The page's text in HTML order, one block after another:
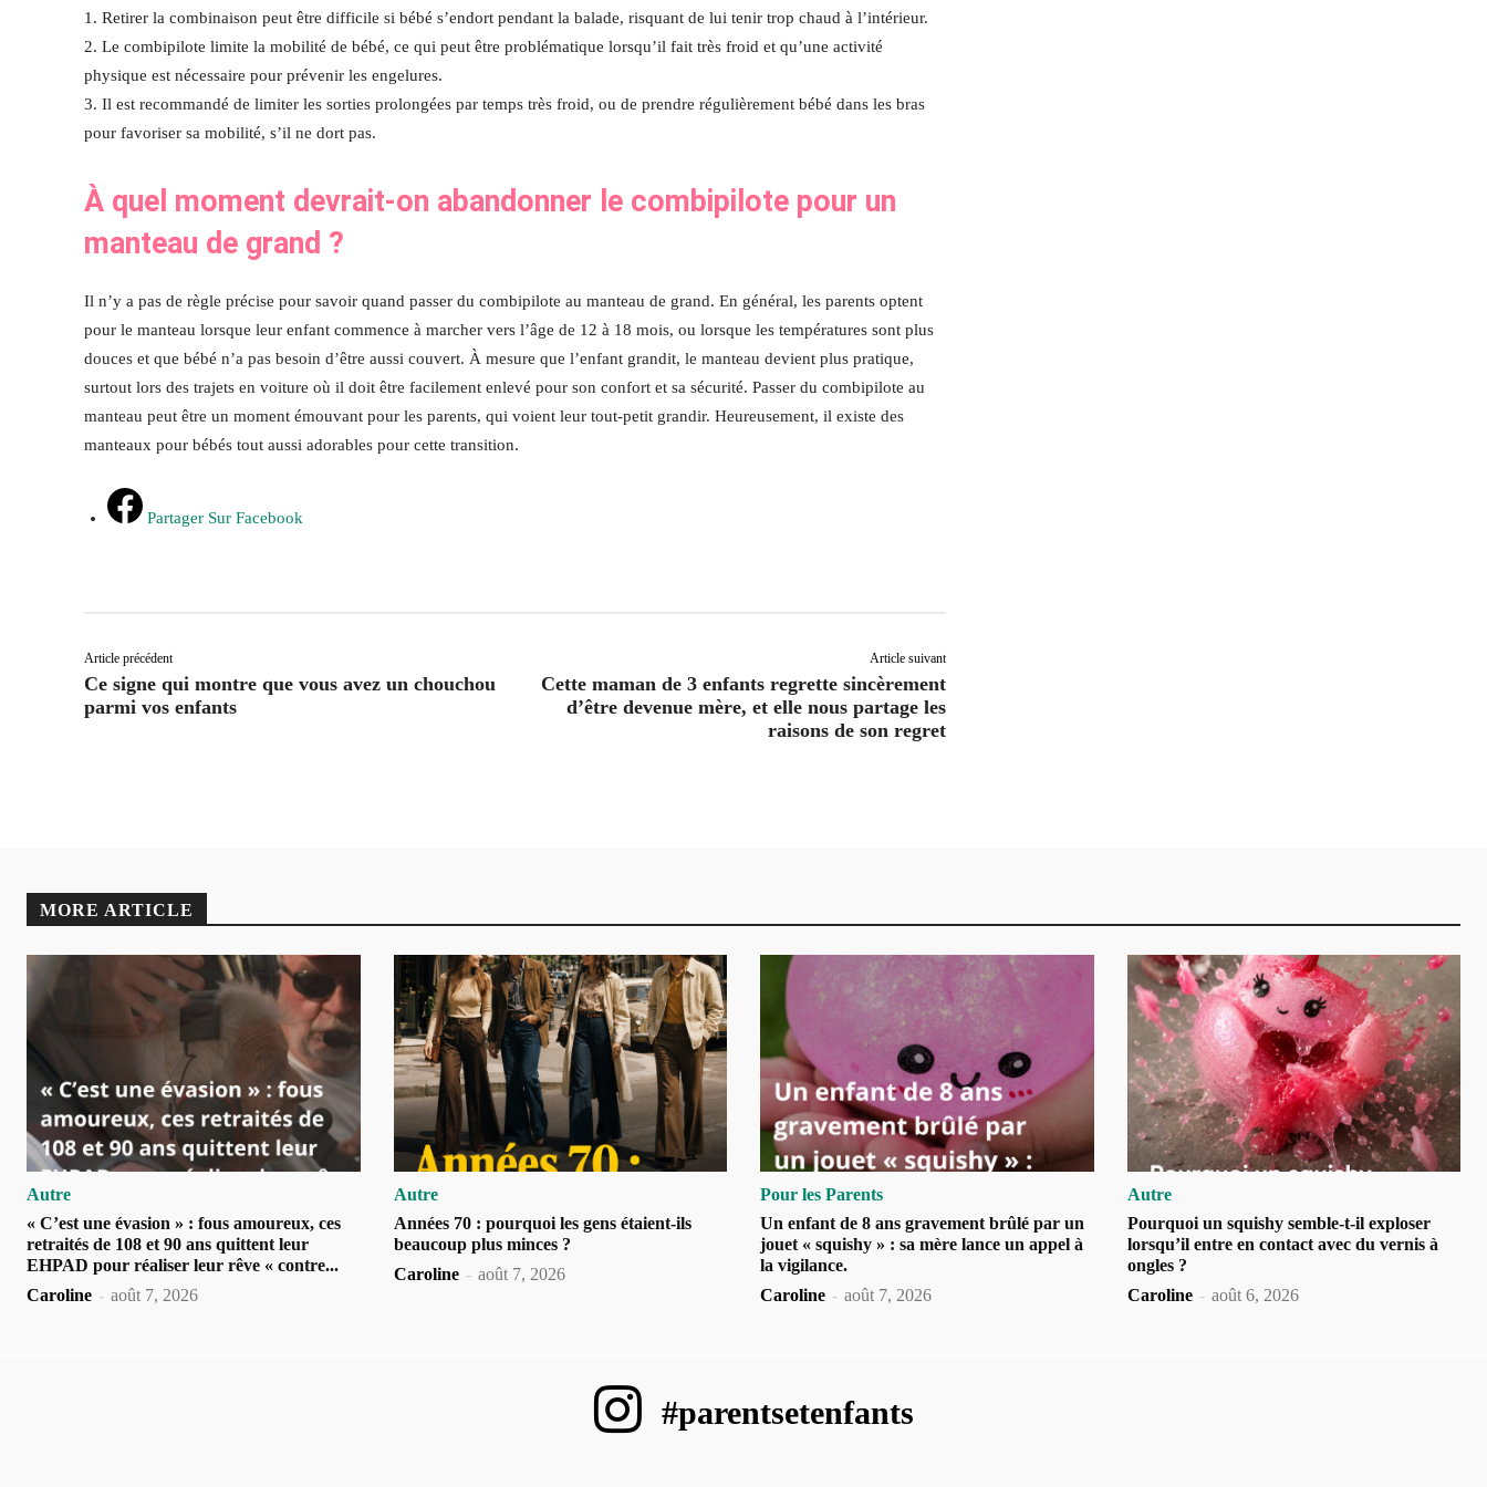
1. Retirer la combinaison peut être difficile si bébé s’endort pendant la balade, risquant de lui tenir trop chaud à l’intérieur.
2. Le combipilote limite la mobilité de bébé, ce qui peut être problématique lorsqu’il fait très froid et qu’une activité
physique est nécessaire pour prévenir les engelures.
3. Il est recommandé de limiter les sorties prolongées par temps très froid, ou de prendre régulièrement bébé dans les bras
pour favoriser sa mobilité, s’il ne dort pas.
À quel moment devrait-on abandonner le combipilote pour un
manteau de grand ?
Il n’y a pas de règle précise pour savoir quand passer du combipilote au manteau de grand. En général, les parents optent
pour le manteau lorsque leur enfant commence à marcher vers l’âge de 12 à 18 mois, ou lorsque les températures sont plus
douces et que bébé n’a pas besoin d’être aussi couvert. À mesure que l’enfant grandit, le manteau devient plus pratique,
surtout lors des trajets en voiture où il doit être facilement enlevé pour son confort et sa sécurité. Passer du combipilote au
manteau peut être un moment émouvant pour les parents, qui voient leur tout-petit grandir. Heureusement, il existe des
manteaux pour bébés tout aussi adorables pour cette transition.
Partager Sur Facebook
Article précédent
Ce signe qui montre que vous avez un chouchou
parmi vos enfants
Article suivant
Cette maman de 3 enfants regrette sincèrement
d’être devenue mère, et elle nous partage les
raisons de son regret
MORE ARTICLE
Autre
« C’est une évasion » : fous amoureux, ces
retraités de 108 et 90 ans quittent leur
EHPAD pour réaliser leur rêve « contre...
Caroline - août 7, 2026
Autre
Années 70 : pourquoi les gens étaient-ils
beaucoup plus minces ?
Caroline - août 7, 2026
Pour les Parents
Un enfant de 8 ans gravement brûlé par un
jouet « squishy » : sa mère lance un appel à
la vigilance.
Caroline - août 7, 2026
Autre
Pourquoi un squishy semble-t-il exploser
lorsqu’il entre en contact avec du vernis à
ongles ?
Caroline - août 6, 2026
#parentsetenfants